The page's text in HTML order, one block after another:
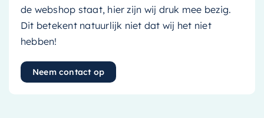
de webshop staat, hier zijn wij druk mee bezig.
Dit betekent natuurlijk niet dat wij het niet
hebben!
Neem contact op